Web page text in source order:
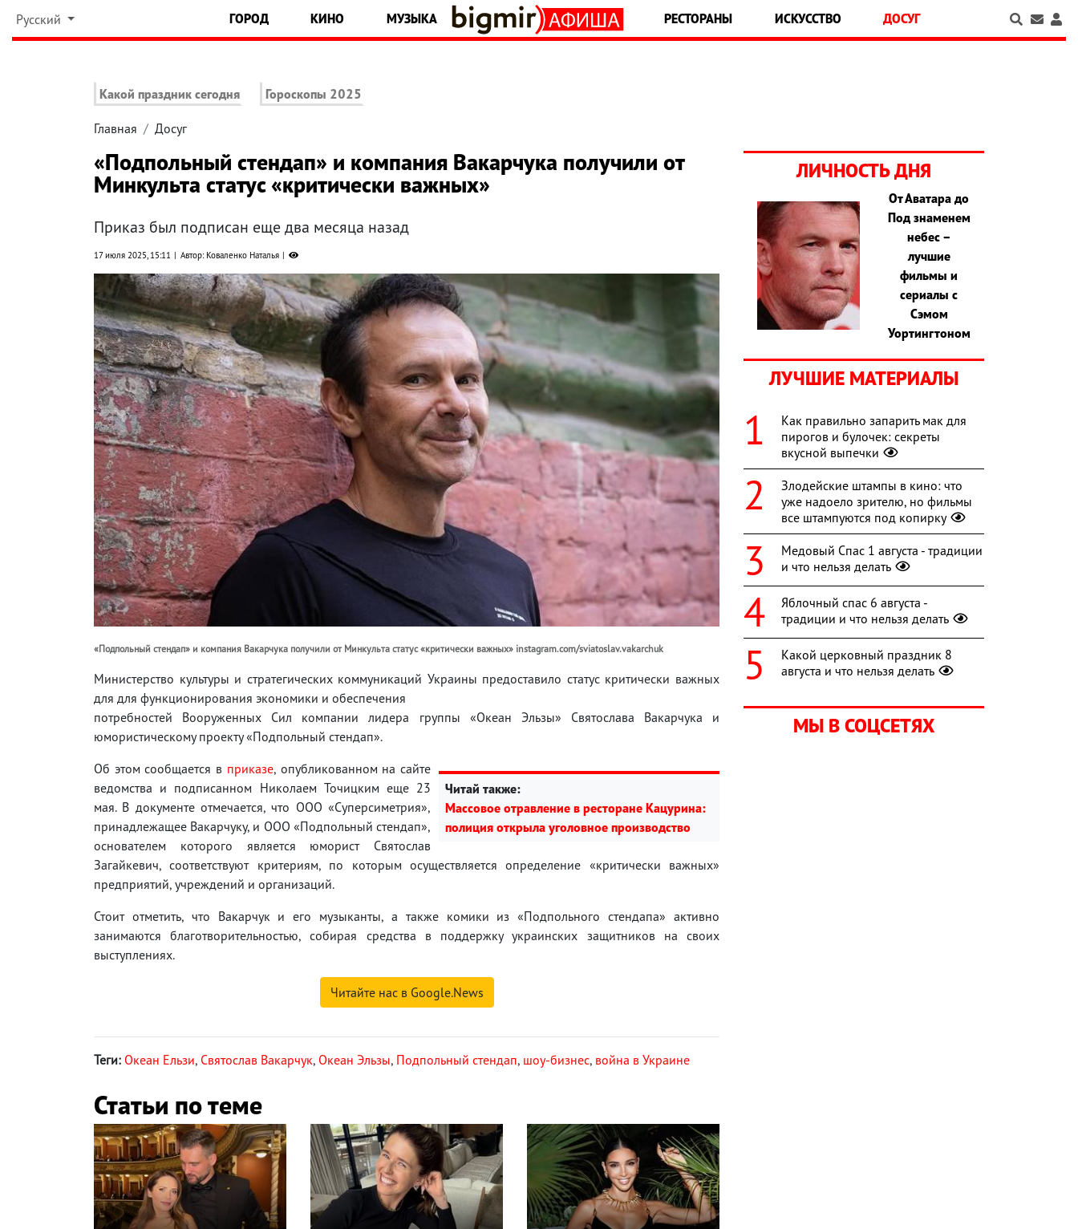
Русский ГОРОД КИНО МУЗЫКА РЕСТОРАНЫ ИСКУССТВО ДОСУГ
Какой праздник сегодня Гороскопы 2025
Главная Досуг
«Подпольный стендап» и компания Вакарчука получили от
Минкульта статус «критически важных»
Приказ был подписан еще два месяца назад
17 июля 2025, 15:11 Автор: Коваленко Наталья
«Подпольный стендап» и компания Вакарчука получили от Минкульта статус «критически важных» instagram.com/sviatoslav.vakarchuk
Министерство культуры и стратегических коммуникаций Украины предоставило статус критически важных
для для функционирования экономики и обеспечения
потребностей Вооруженных Сил компании лидера группы «Океан Эльзы» Святослава Вакарчука и
юмористическому проекту «Подпольный стендап».
Читай также:
Массовое отравление в ресторане Кацурина:
полиция открыла уголовное производство
Об этом сообщается в приказе, опубликованном на сайте
ведомства и подписанном Николаем Точицким еще 23
мая. В документе отмечается, что ООО «Суперсиметрия»,
принадлежащее Вакарчуку, и ООО «Подпольный стендап»,
основателем которого является юморист Святослав
Загайкевич, соответствуют критериям, по которым осуществляется определение «критически важных»
предприятий, учреждений и организаций.
Стоит отметить, что Вакарчук и его музыканты, а также комики из «Подпольного стендапа» активно
занимаются благотворительностью, собирая средства в поддержку украинских защитников на своих
выступлениях.
Читайте нас в Google.News
Теги: Океан Ельзи, Святослав Вакарчук, Океан Эльзы, Подпольный стендап, шоу-бизнес, война в Украине
Статьи по теме
ЛИЧНОСТЬ ДНЯ
От Аватара до
Под знаменем
небес –
лучшие
фильмы и
сериалы с
Сэмом
Уортингтоном
ЛУЧШИЕ МАТЕРИАЛЫ
Как правильно запарить мак для
пирогов и булочек: секреты
вкусной выпечки
Злодейские штампы в кино: что
уже надоело зрителю, но фильмы
все штампуются под копирку
Медовый Спас 1 августа - традиции
и что нельзя делать
Яблочный спас 6 августа -
традиции и что нельзя делать
Какой церковный праздник 8
августа и что нельзя делать
МЫ В СОЦСЕТЯХ